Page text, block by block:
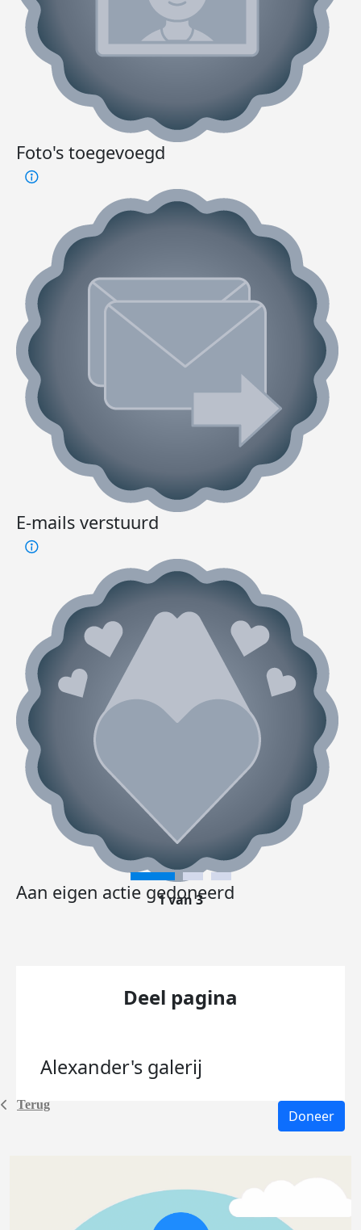
Terug
Foto's toegevoegd
E-mails verstuurd
Aan eigen actie gedoneerd
1 van 3
Deel pagina
Alexander's galerij
Doneer